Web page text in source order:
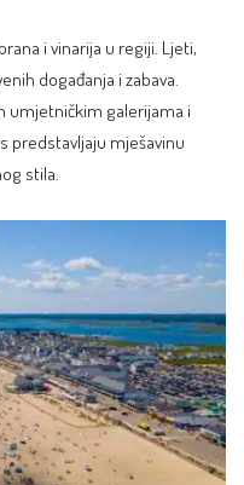
i vinarija u regiji. Ljeti,
događanja i zabava.
umjetničkim galerijama i
predstavljaju mješavinu
stila.